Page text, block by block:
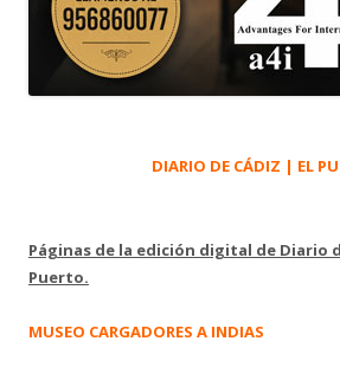
DIARIO DE CÁDIZ | EL
Páginas de la edición digital de Diario
Puerto.
MUSEO CARGADORES A INDIAS